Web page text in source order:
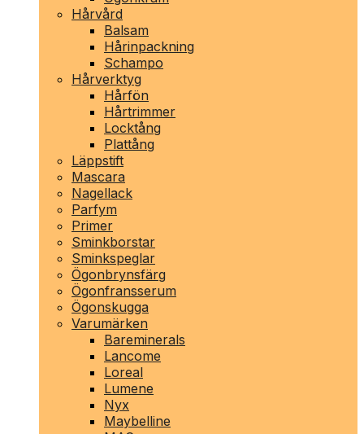
Hårvård
Balsam
Hårinpackning
Schampo
Hårverktyg
Hårfön
Hårtrimmer
Locktång
Plattång
Läppstift
Mascara
Nagellack
Parfym
Primer
Sminkborstar
Sminkspeglar
Ögonbrynsfärg
Ögonfransserum
Ögonskugga
Varumärken
Bareminerals
Lancome
Loreal
Lumene
Nyx
Maybelline